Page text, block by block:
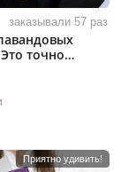
заказывали 57 раз
точно
Приятно удивить!